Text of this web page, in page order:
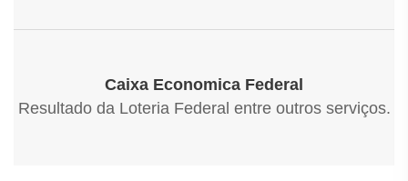
Caixa Economica Federal
Resultado da Loteria Federal entre outros serviços.